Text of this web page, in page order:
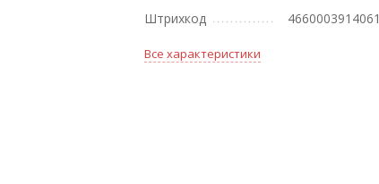
Штрихкод
4660003914061
Все характеристики